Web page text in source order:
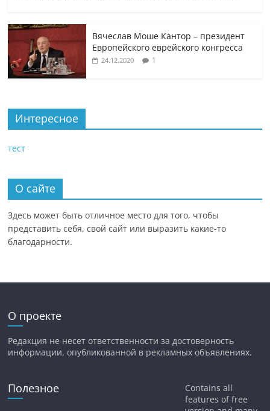
Вячеслав Моше Кантор – президент
Европейского еврейского конгресса
24.12.2020 1
Интересное
тест
О сайте
Здесь может быть отличное место для того, чтобы
представить себя, свой сайт или выразить какие-то
благодарности.
О проекте
Редакция не несет ответственности за достоверность
информации, опубликованной в рекламных объявлениях.
Полезное
Contains all
features of free